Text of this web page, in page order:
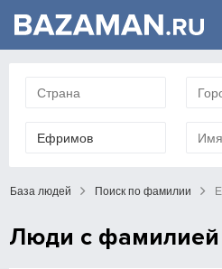
База людей Поиск по фамилии
Люди с